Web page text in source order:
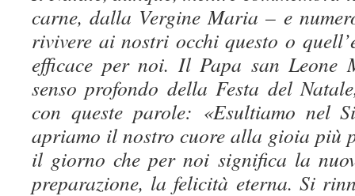
carne, dalla Vergine Maria – e
rivivere ai nostri occhi questo o
efficace per noi. Il Papa san Leone
senso profondo della Festa del
con queste parole: «Esultiamo nel
apriamo il nostro cuore alla gioia più
il giorno che per noi significa la
preparazione, la felicità eterna. Si